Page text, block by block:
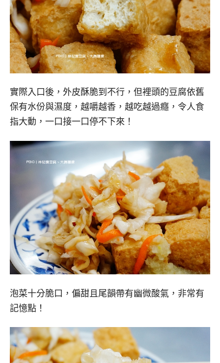
實際入口後，外皮酥脆到不行，但裡頭的豆腐依舊
保有水份與濕度，越嚼越香，越吃越過癮，令人食
指大動，一口接一口停不下來！
泡菜十分脆口，偏甜且尾韻帶有幽微酸氣，非常有
記憶點！